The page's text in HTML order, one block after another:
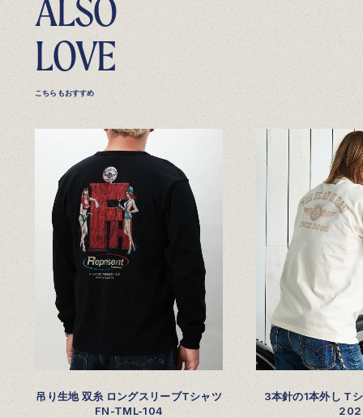
ALSO
LOVE
こちらもおすすめ
吊り生地 双糸 ロングスリーブTシャツ
FN-TML-104
3本針の1本外し T
202